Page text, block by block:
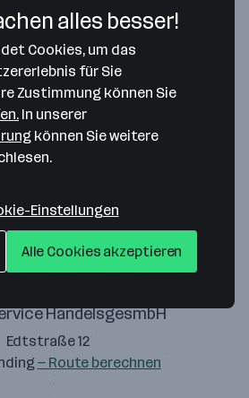
unseren Cookie-
zu, um diese Karte
anzuzeigen.
HandelsgesmbH
Edtstraße 12
— Route berechnen
alles besser!
Cookies, um das
für Sie
Zustimmung können Sie
In unserer
können Sie weitere
Einstellungen
Alle Cookies akzeptieren